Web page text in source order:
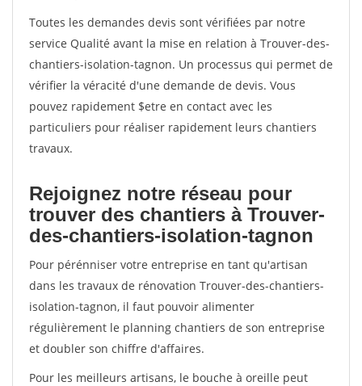
Toutes les demandes devis sont vérifiées par notre
service Qualité avant la mise en relation à Trouver-des-
chantiers-isolation-tagnon. Un processus qui permet de
vérifier la véracité d'une demande de devis. Vous
pouvez rapidement $etre en contact avec les
particuliers pour réaliser rapidement leurs chantiers
travaux.
Rejoignez notre réseau pour
trouver des chantiers à Trouver-
des-chantiers-isolation-tagnon
Pour pérénniser votre entreprise en tant qu'artisan
dans les travaux de rénovation Trouver-des-chantiers-
isolation-tagnon, il faut pouvoir alimenter
régulièrement le planning chantiers de son entreprise
et doubler son chiffre d'affaires.
Pour les meilleurs artisans, le bouche à oreille peut